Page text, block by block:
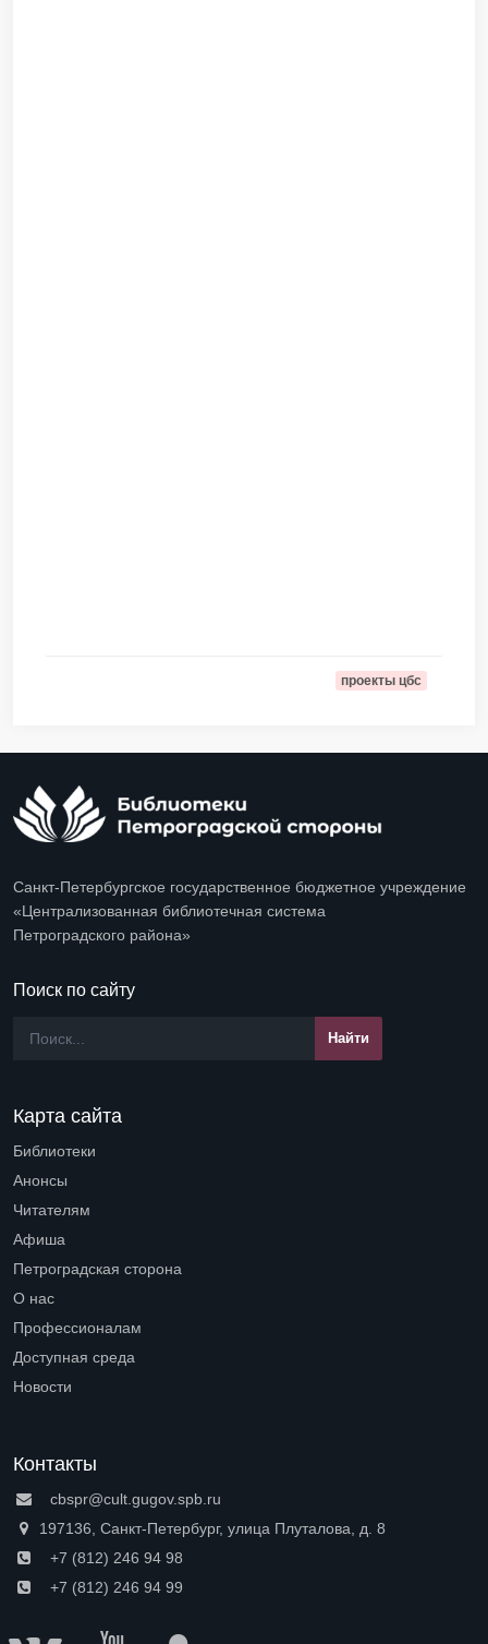
проекты цбс
Санкт-Петербургское государственное бюджетное учреждение
«Централизованная библиотечная система
Петроградского района»
Поиск по сайту
Карта сайта
Библиотеки
Анонсы
Читателям
Афиша
Петроградская сторона
О нас
Профессионалам
Доступная среда
Новости
Контакты
cbspr@cult.gugov.spb.ru
197136, Санкт-Петербург, улица Плуталова, д. 8
+7 (812) 246 94 98
+7 (812) 246 94 99